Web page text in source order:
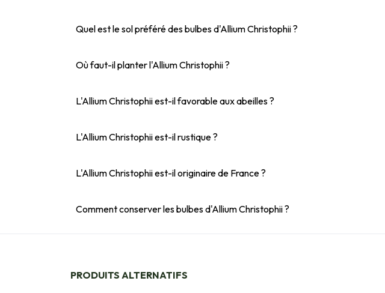
Quel est le sol préféré des bulbes d'Allium Christophii ?
Où faut-il planter l'Allium Christophii ?
L'Allium Christophii est-il favorable aux abeilles ?
L'Allium Christophii est-il rustique ?
L'Allium Christophii est-il originaire de France ?
Comment conserver les bulbes d'Allium Christophii ?
PRODUITS ALTERNATIFS